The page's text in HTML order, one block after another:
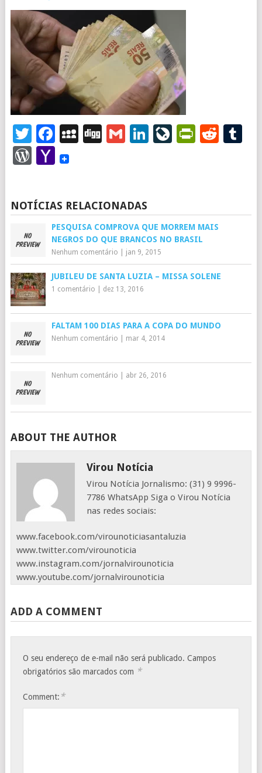
Twitter
Facebook
MySpace
DiggGmailLinkedIn
WordPress
Yahoo
NOTÍCIAS RELACIONADAS
PESQUISA COMPROVA QUE MORREM MAIS
NEGROS DO QUE BRANCOS NO BRASIL
Nenhum comentário jan 9, 2015
JUBILEU DE SANTA LUZIA – MISSA SOLENE
1 comentário dez 13, 2016
FALTAM 100 DIAS PARA A COPA DO MUNDO
Nenhum comentário mar 4, 2014
Nenhum comentário abr 26, 2016
ABOUT THE AUTHOR
Virou Notícia
Virou Notícia Jornalismo: (31) 9 9996-
7786 WhatsApp Siga o Virou Notícia
nas redes sociais:
www.facebook.com/virounoticiasantaluzia
www.twitter.com/virounoticia
www.instagram.com/jornalvirounoticia
www.youtube.com/jornalvirounoticia
ADD A COMMENT
O seu endereço de e-mail não será publicado. Campos
obrigatórios são marcados com *
Comment: *